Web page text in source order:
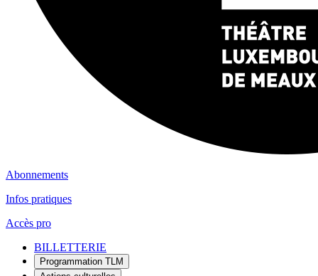
Abonnements
Infos pratiques
Accès pro
BILLETTERIE
Programmation TLM